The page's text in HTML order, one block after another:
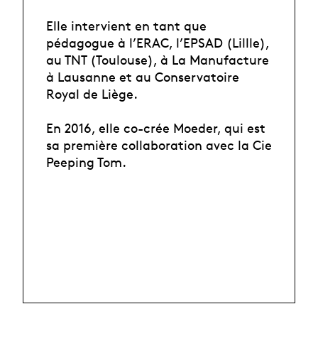
Elle intervient en tant que
pédagogue à l’ERAC, l’EPSAD (Lillle),
au TNT (Toulouse), à La Manufacture
à Lausanne et au Conservatoire
Royal de Liège.
En 2016, elle co-crée Moeder, qui est
sa première collaboration avec la Cie
Peeping Tom.